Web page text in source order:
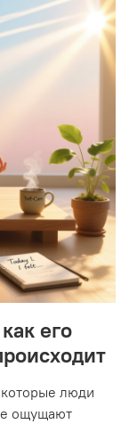
его
люди
ощущают